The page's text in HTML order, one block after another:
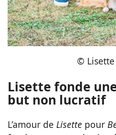
© Lisette
Lisette fonde
but non lucratif
L’amour de Lisette pour